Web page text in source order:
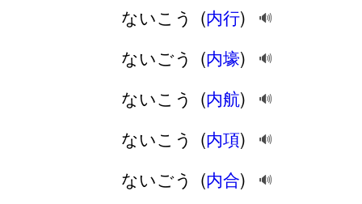
ないこう (内行) 🔊
ないごう (内壕) 🔊
ないこう (内航) 🔊
ないこう (内項) 🔊
ないごう (内合) 🔊